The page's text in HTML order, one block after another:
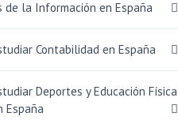
de la Información en España
Contabilidad en España
Deportes y Educación Física
España